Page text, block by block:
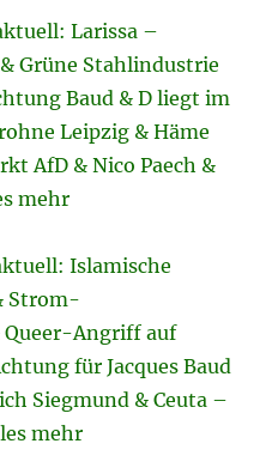
Larissa –
Grüne Stahlindustrie
Baud & D liegt im
Leipzig & Häme
AfD & Nico Paech &
mehr
Islamische
Strom-
Angriff auf
für Jacques Baud
Siegmund & Ceuta –
mehr